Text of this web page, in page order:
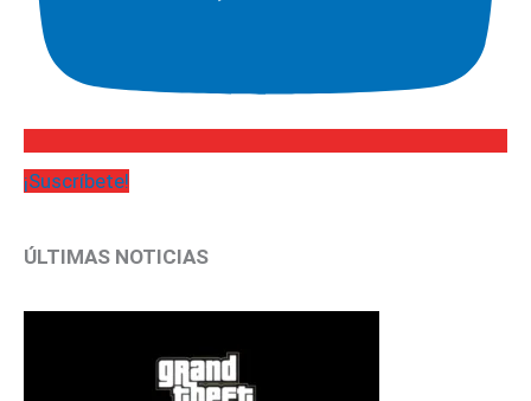
¡Suscríbete!
ÚLTIMAS NOTICIAS